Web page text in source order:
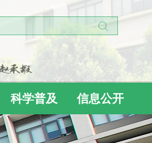
科学普及 信息公开